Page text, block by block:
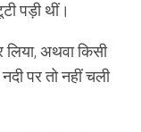
पड़ी थीं।
अथवा किसी
पर तो नहीं चली